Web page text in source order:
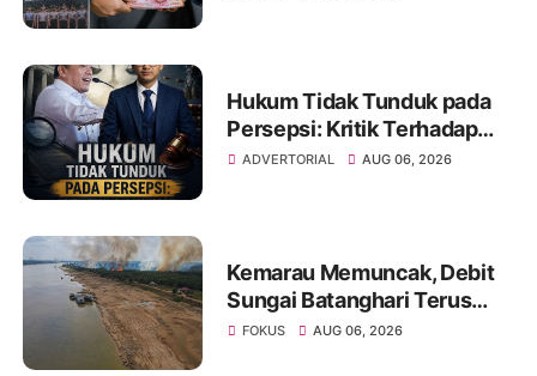
Hukum Tidak Tunduk pada
Persepsi: Kritik Terhadap
Monopoli Kebenaran oleh
ADVERTORIAL AUG 06, 2026
Kemarau Memuncak, Debit
Sungai Batanghari Terus
Menyusut, Jambi Hadapi
FOKUS AUG 06, 2026